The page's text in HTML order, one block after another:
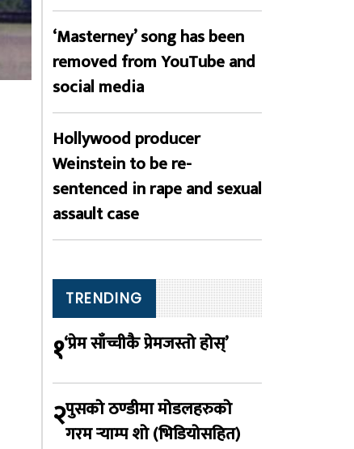
‘Masterney’ song has been
removed from YouTube and
social media
Hollywood producer
Weinstein to be re-
sentenced in rape and sexual
assault case
TRENDING
१‘प्रेम साँच्चीकै प्रेमजस्तो होस्’
२पुसको ठण्डीमा मोडलहरुको
गरम र्‍याम्प शो (भिडियोसहित)